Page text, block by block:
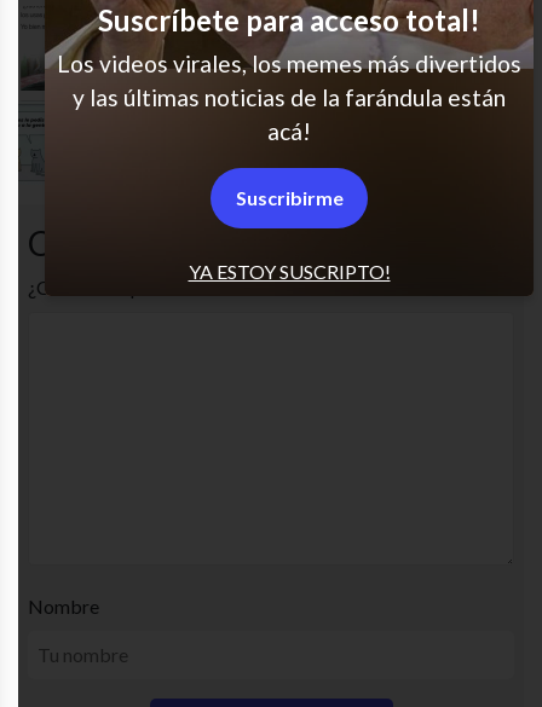
Moda? Qué es eso?
Jajaja y un gráfico ya que estamos
Comentarios
¿Cuál es tu opinión? Comenta!
Nombre
YA ESTOY SUSCRIPTO!
Suscríbete para acceso total!
Los videos virales, los memes más divertidos
y las últimas noticias de la farándula están
acá!
Suscribirme